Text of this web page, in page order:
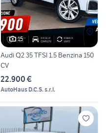
15
Audi Q2 35 TFSI 1.5 Benzina 150
CV
22.900 €
AutoHaus D.C.S. s.r.l.